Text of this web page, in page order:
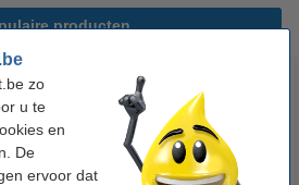
zo
u te
en
De
ervoor dat
producten